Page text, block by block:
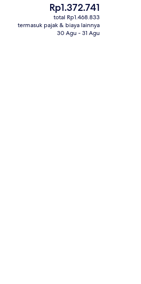
Eksterior
Harga
saat
ini
Rp1.372.741
Rp1.372.741
total Rp1.468.833
termasuk pajak & biaya lainnya
30 Agu - 31 Agu